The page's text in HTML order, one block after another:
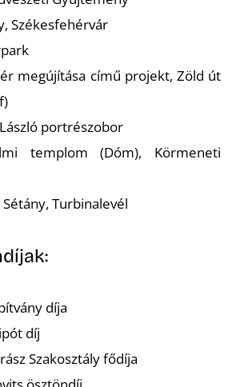
Székesfehérvár
megújítása című projekt, Zöld út
portrészobor
templom (Dóm), Körmeneti
Turbinalevél
díja
díj
Szakosztály fődíja